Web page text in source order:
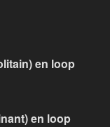
en loop
en loop